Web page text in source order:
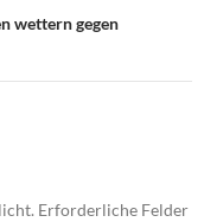
wettern gegen
Erforderliche Felder